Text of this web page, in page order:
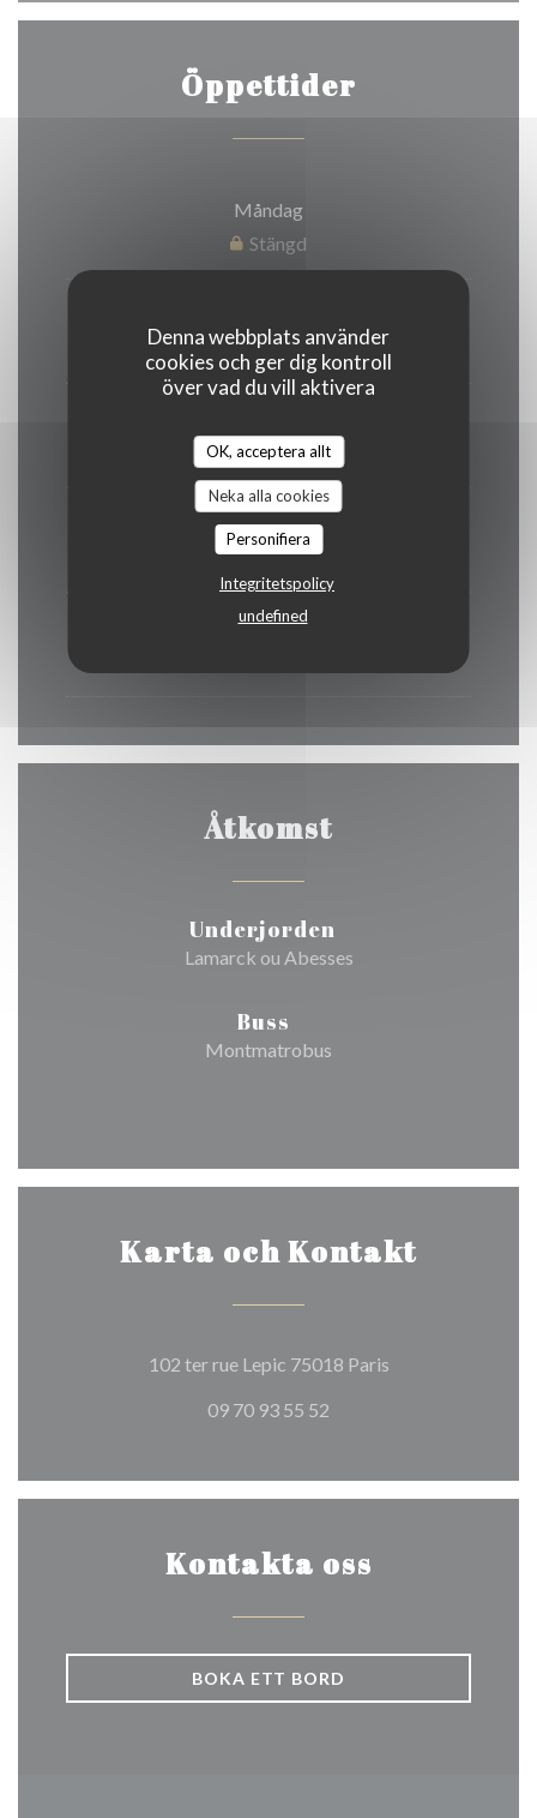
Denna webbplats använder
cookies och ger dig kontroll
över vad du vill aktivera
OK, acceptera allt
Neka alla cookies
Personifiera
Integritetspolicy
undefined
Öppettider
Måndag
Stängd
19:00 - 00:00
19:00 - 15:00
Fre-Lor
12:00 - 15:00 • 19:00 - 00:00
Söndag
Åtkomst
Underjorden
Lamarck ou Abesses
Buss
Montmatrobus
Karta och Kontakt
102 ter rue Lepic 75018 Paris((öppnas i ett
09 70 93 55 52
Kontakta oss
BOKA ETT BORD